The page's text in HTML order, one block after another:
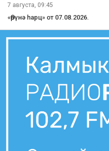
7 августа, 09:45
«Өрүнә һарц» от 07.08.2026.